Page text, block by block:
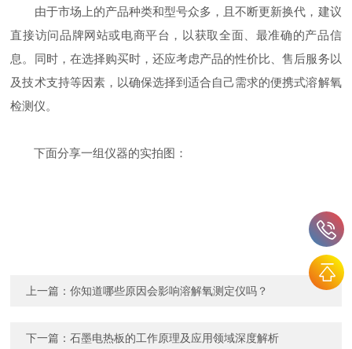
由于市场上的产品种类和型号众多，且不断更新换代，建议
直接访问品牌网站或电商平台，以获取全面、最准确的产品信
息。同时，在选择购买时，还应考虑产品的性价比、售后服务以
及技术支持等因素，以确保选择到适合自己需求的便携式溶解氧
检测仪。
下面分享一组仪器的实拍图：
上一篇：你知道哪些原因会影响溶解氧测定仪吗？
下一篇：石墨电热板的工作原理及应用领域深度解析